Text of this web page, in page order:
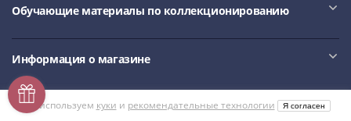
Обучающие материалы по коллекционированию
Информация о магазине
Мы используем куки и рекомендательные технологии Я согласен